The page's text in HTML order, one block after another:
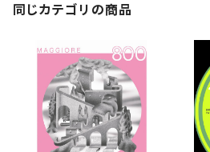
同じカテゴリの商品